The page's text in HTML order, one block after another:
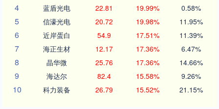
4 蓝盾光电 22.81 19.99% 0.58%
5 信濠光电 20.72 19.98% 11.95%
6 近岸蛋白 54.9 17.51% 11.39%
7 海正生材 12.17 17.36% 6.47%
8 晶华微 25.76 17.36% 14.66%
9 海达尔 82.4 15.58% 9.26%
10 科力装备 26.79 15.52% 21.15%